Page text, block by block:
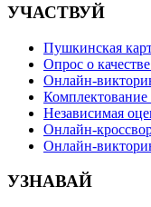
УЧАСТВУЙ
Пушкинская
Опрос о
Онлайн-
Комплектование
Независимая
Онлайн-
Онлайн-
УЗНАВАЙ